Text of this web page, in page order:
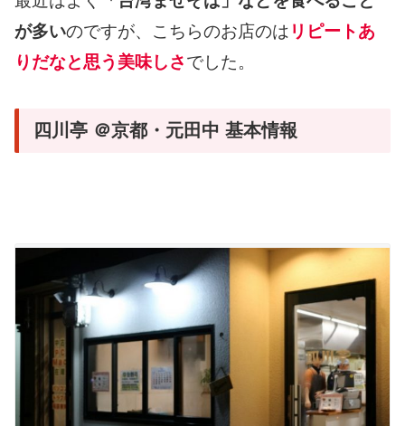
が多いのですが、こちらのお店のは リピートあ
りだなと思う美味しさでした。
四川亭 ＠京都・元田中 基本情報